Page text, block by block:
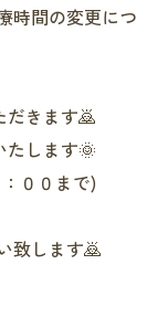
時間の変更につ
だきます🙇
たします🌞
まで)
致します🙇